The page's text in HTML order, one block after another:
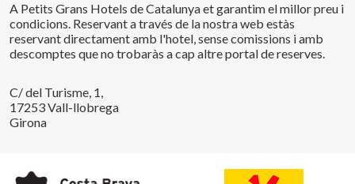
A Petits Grans Hotels de Catalunya et garantim el millor preu i
condicions. Reservant a través de la nostra web estàs
reservant directament amb l'hotel, sense comissions i amb
descomptes que no trobaràs a cap altre portal de reserves.
C/ del Turisme, 1,
17253 Vall-llobrega
Girona